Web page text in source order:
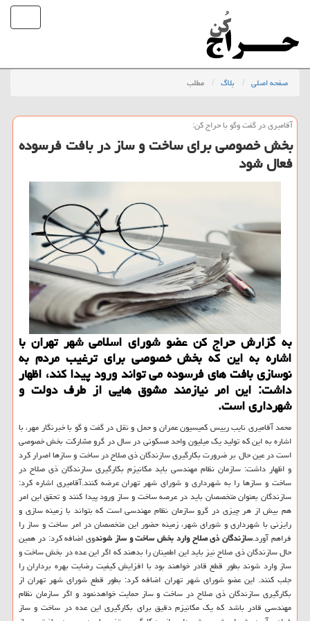
صفحه اصلی بلاگ مطلب
آقامیری در گفت وگو با حراج كن:
بخش خصوصی برای ساخت و ساز در بافت فرسوده
فعال شود
به گزارش حراج کن عضو شورای اسلامی شهر تهران با
اشاره به این که بخش خصوصی برای ترغیب مردم به
نوسازی بافت های فرسوده می تواند ورود پیدا کند، اظهار
داشت: این امر نیازمند مشوق هایی از طرف دولت و
شهرداری است.
محمد آقامیری نایب رییس کمیسیون عمران و حمل و نقل در گفت و گو با خبرنگار مهر، با
اشاره به این که تولید یک میلیون واحد مسکونی در سال در گرو مشارکت بخش خصوصی
است در عین حال بر ضرورت بکارگیری سازندگان ذی صلاح در ساخت و سازها اصرار کرد
و اظهار داشت: سازمان نظام مهندسی باید مکانیزم بکارگیری سازندگان ذی صلاح در
ساخت و سازها را به شهرداری و شورای شهر تهران عرضه کنند.آقامیری اشاره کرد:
سازندگان بعنوان متخصصان باید در عرصه ساخت و ساز ورود پیدا کنند و تحقق این امر
هم بیش از هر چیزی در گرو سازمان نظام مهندسی است که بتواند با زمینه سازی و
رایزنی با شهرداری و شورای شهر، زمینه حضور این متخصصان در امر ساخت و ساز را
فراهم آورد.سازندگان ذی صلاح وارد بخش ساخت و ساز شوندوی اضافه کرد: در همین
حال سازندگان ذی صلاح نیز باید این اطمینان را بدهند که اگر این عده در بخش ساخت و
ساز وارد شوند بطور قطع قادر خواهند بود با افزایش کیفیت رضایت بهره برداران را
جلب کنند. این عضو شورای شهر تهران اضافه کرد: بطور قطع شورای شهر تهران از
بکارگیری سازندگان ذی صلاح در ساخت و ساز حمایت خواهدنمود و اگر سازمان نظام
مهندسی قادر باشد که یک مکانیزم دقیق برای بکارگیری این عده در ساخت و ساز